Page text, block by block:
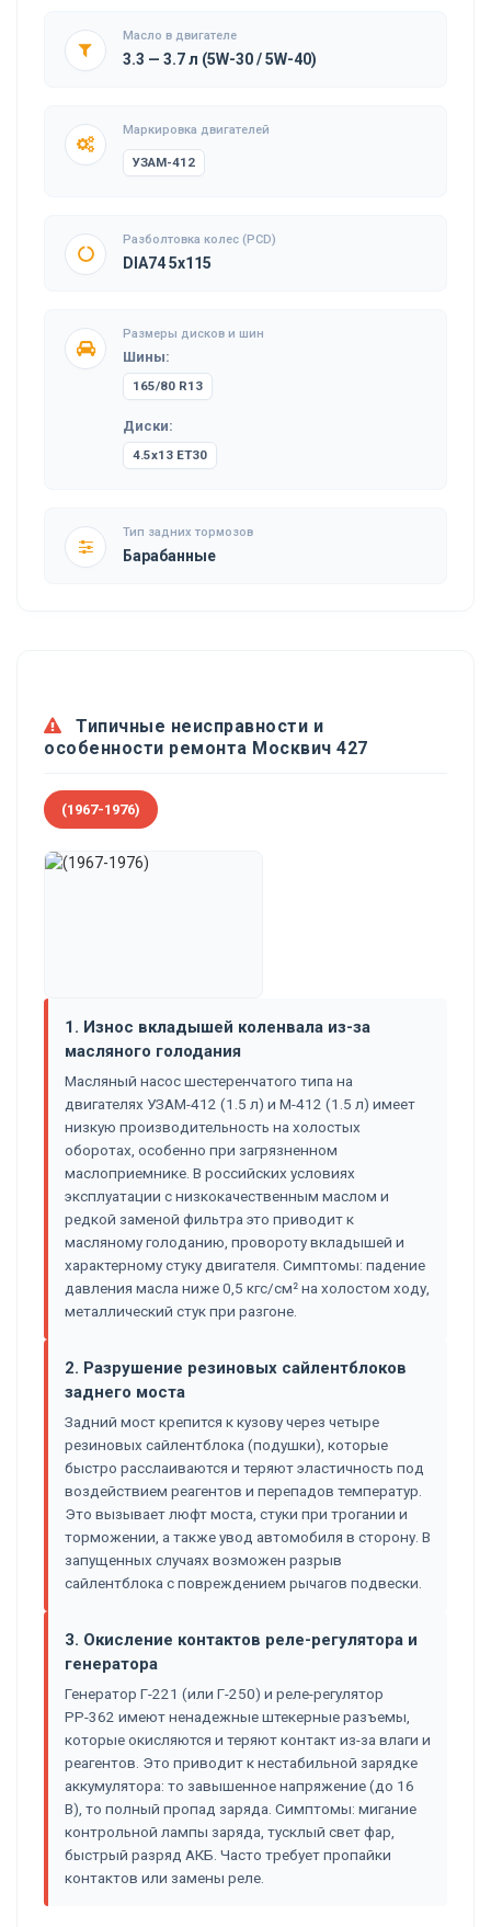
Масло в двигателе
3.3 — 3.7 л (5W-30 / 5W-40)
Маркировка двигателей
УЗАМ-412
Разболтовка колес (PCD)
DIA74 5x115
Размеры дисков и шин
Шины:
165/80 R13
Диски:
4.5x13 ET30
Тип задних тормозов
Барабанные
Типичные неисправности и
особенности ремонта Москвич 427
(1967-1976)
1. Износ вкладышей коленвала из-за
масляного голодания
Масляный насос шестеренчатого типа на
двигателях УЗАМ-412 (1.5 л) и М-412 (1.5 л) имеет
низкую производительность на холостых
оборотах, особенно при загрязненном
маслоприемнике. В российских условиях
эксплуатации с низкокачественным маслом и
редкой заменой фильтра это приводит к
масляному голоданию, провороту вкладышей и
характерному стуку двигателя. Симптомы: падение
давления масла ниже 0,5 кгс/см² на холостом ходу,
металлический стук при разгоне.
2. Разрушение резиновых сайлентблоков
заднего моста
Задний мост крепится к кузову через четыре
резиновых сайлентблока (подушки), которые
быстро расслаиваются и теряют эластичность под
воздействием реагентов и перепадов температур.
Это вызывает люфт моста, стуки при трогании и
торможении, а также увод автомобиля в сторону. В
запущенных случаях возможен разрыв
сайлентблока с повреждением рычагов подвески.
3. Окисление контактов реле-регулятора и
генератора
Генератор Г-221 (или Г-250) и реле-регулятор
РР-362 имеют ненадежные штекерные разъемы,
которые окисляются и теряют контакт из-за влаги и
реагентов. Это приводит к нестабильной зарядке
аккумулятора: то завышенное напряжение (до 16
В), то полный пропад заряда. Симптомы: мигание
контрольной лампы заряда, тусклый свет фар,
быстрый разряд АКБ. Часто требует пропайки
контактов или замены реле.